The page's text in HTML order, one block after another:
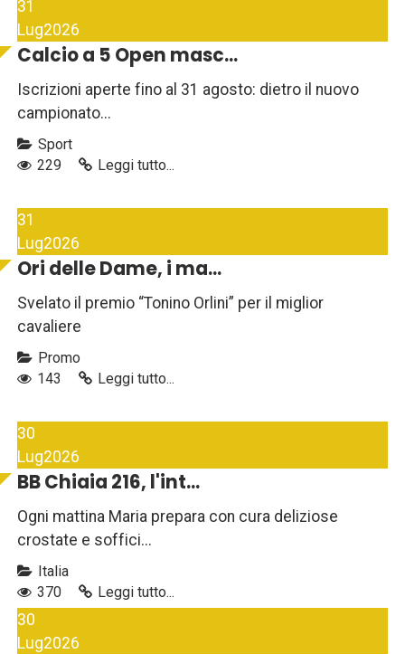
31
Lug2026
Calcio a 5 Open masc...
Iscrizioni aperte fino al 31 agosto: dietro il nuovo
campionato...
Sport
229
Leggi tutto...
31
Lug2026
Ori delle Dame, i ma...
Svelato il premio “Tonino Orlini” per il miglior
cavaliere
Promo
143
Leggi tutto...
30
Lug2026
BB Chiaia 216, l'int...
Ogni mattina Maria prepara con cura deliziose
crostate e soffici...
Italia
370
Leggi tutto...
30
Lug2026